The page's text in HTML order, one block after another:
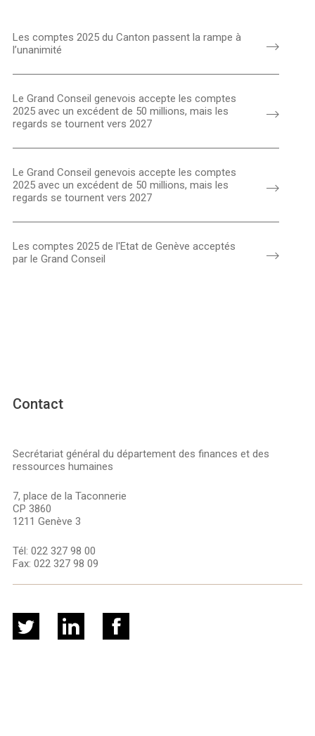
Les comptes 2025 du Canton passent la rampe à
l’unanimité
Le Grand Conseil genevois accepte les comptes
2025 avec un excédent de 50 millions, mais les
regards se tournent vers 2027
Le Grand Conseil genevois accepte les comptes
2025 avec un excédent de 50 millions, mais les
regards se tournent vers 2027
Les comptes 2025 de l'Etat de Genève acceptés
par le Grand Conseil
Contact
Secrétariat général du département des finances et des
ressources humaines
7, place de la Taconnerie
CP 3860
1211 Genève 3
Tél: 022 327 98 00
Fax: 022 327 98 09